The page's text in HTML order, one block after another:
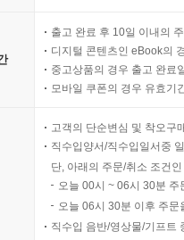
출고 완료 후 10일 이내의
디지털 콘텐츠인 eBook의
중고상품의 경우 출고 완료
모바일 쿠폰의 경우 유효기
고객의 단순변심 및 착오구
직수입양서/직수입일서중
단, 아래의 주문/취소 조건
오늘 00시 ~ 06시 30분
오늘 06시 30분 이후 주
직수입 음반/영상물/기프트